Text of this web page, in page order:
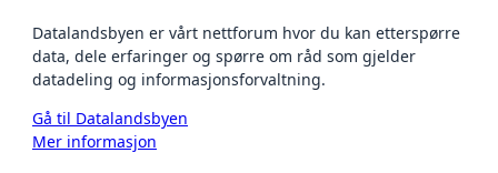
Datalandsbyen er vårt nettforum hvor du kan etterspørre
data, dele erfaringer og spørre om råd som gjelder
datadeling og informasjonsforvaltning.
Gå til Datalandsbyen
Mer informasjon